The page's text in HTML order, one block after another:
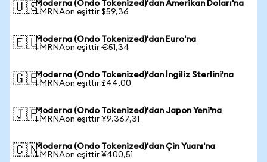
🇺🇸Moderna (Ondo Tokenized)'dan Amerikan Doları'na
1 MRNAon eşittir $59,36
🇪🇺Moderna (Ondo Tokenized)'dan Euro'na
1 MRNAon eşittir €51,34
🇬🇧Moderna (Ondo Tokenized)'dan İngiliz Sterlini'na
1 MRNAon eşittir £44,00
🇯🇵Moderna (Ondo Tokenized)'dan Japon Yeni'na
1 MRNAon eşittir ¥9.367,31
🇨🇳Moderna (Ondo Tokenized)'dan Çin Yuanı'na
1 MRNAon eşittir ¥400,51